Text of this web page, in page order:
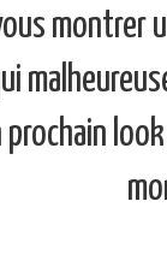
montrer
look